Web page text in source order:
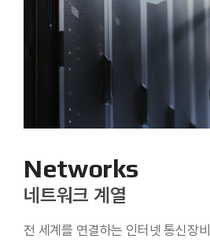
Networks
네트워크 계열
전 세계를 연결하는 인터넷 통신장비